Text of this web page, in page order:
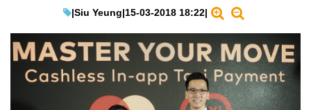
EduTech
IT Times
|Siu Yeung|15-03-2018 18:22|